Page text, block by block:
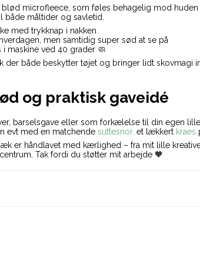
blød microfleece, som føles behagelig mod
både måltider og savletid.
med trykknap i nakken
men samtidig super sød at se på
i maskine ved 40 grader 🧼
der både beskytter tøjet og bringer lidt skovmagi
og praktisk gaveidé
barselsgave eller som forkælelse til din egen
evt med en matchende suttesnor, et lækkert kraes
er håndlavet med kærlighed – fra mit lille
Tak fordi du støtter mit arbejde 🧡